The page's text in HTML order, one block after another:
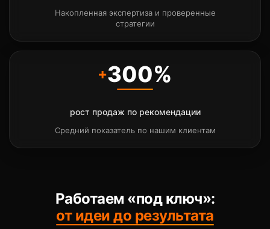
Накопленная экспертиза и проверенные
стратегии
+300%
рост продаж по рекомендации
Средний показатель по нашим клиентам
Работаем «под ключ»:
от идеи до результата